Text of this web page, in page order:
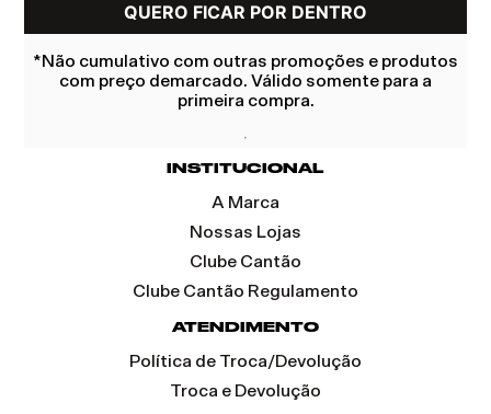
*Não cumulativo com outras promoções e produtos
com preço demarcado. Válido somente para a
primeira compra.
INSTITUCIONAL
A Marca
Nossas Lojas
Clube Cantão
Clube Cantão Regulamento
ATENDIMENTO
Política de Troca/Devolução
Troca e Devolução